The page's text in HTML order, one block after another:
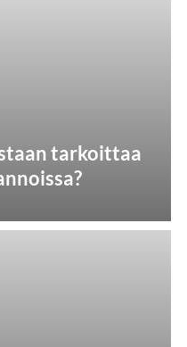
tarkoittaa